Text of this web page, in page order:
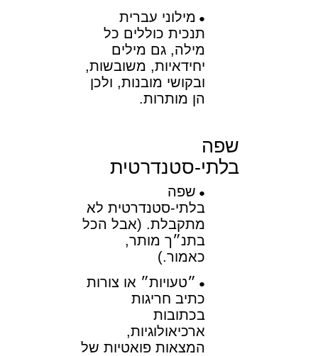
מילוני עברית
תנכית כוללים כל
מילה, גם מילים
יחידאיות, משובשות,
ובקושי מובנות, ולכן
הן מותרות.
שפה
בלתי-סטנדרטית
שפה
בלתי-סטנדרטית לא
מתקבלת. (אבל הכל
בתנ״ך מותר,
כאמור.)
״טעויות״ או צורות
כתיב חריגות
בכתובות
ארכיאולוגיות,
המצאות פואטיות של